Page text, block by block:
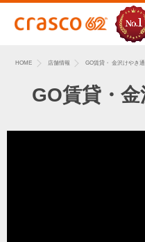
HOME 店舗情報 GO賃貸・ 金沢けやき
GO賃貸・